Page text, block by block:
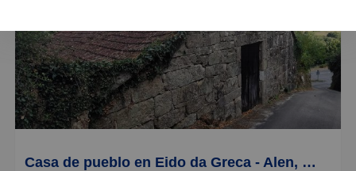
Caros
Pequeños
Grandes
Casa de pueblo en Eido da Greca - Alen, O Covelo